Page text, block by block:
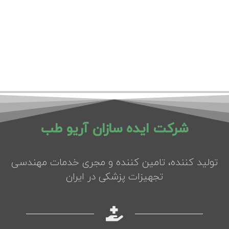
شرکت ایده سازان آریو طب
تولید کننده، تامین کننده و مجری خدمات مهندسی
تجهیزات پزشکی در ایران